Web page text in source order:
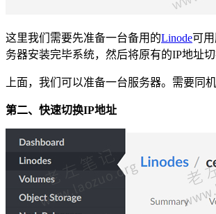
这里我们需要先准备一台备用的Linode可
务器安装完毕系统，然后将原有的IP地址
上面，我们可以准备一台服务器。需要同机
第二、快速切换IP地址